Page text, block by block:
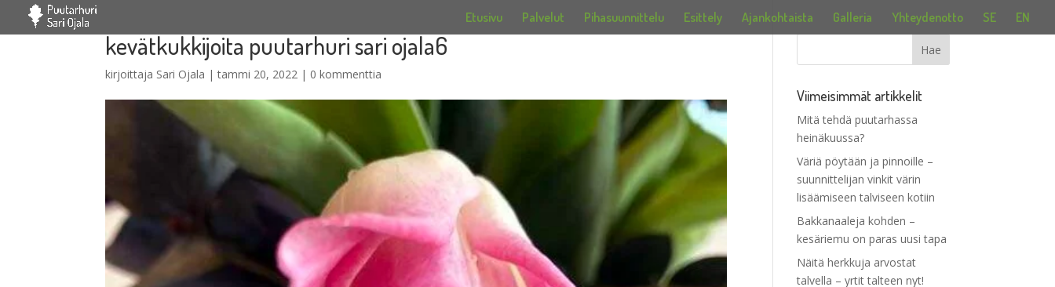
Etusivu Palvelut Pihasuunnittelu Esittely Ajankohtaista Galleria Yhteydenotto SE EN
kevätkukkijoita puutarhuri sari ojala6
kirjoittaja Sari Ojala |tammi 20, 2022 | 0 kommenttia
Viimeisimmät artikkelit
Mitä tehdä puutarhassa
heinäkuussa?
Väriä pöytään ja pinnoille –
suunnittelijan vinkit värin
lisäämiseen talviseen kotiin
Bakkanaaleja kohden –
kesäriemu on paras uusi tapa
Näitä herkkuja arvostat
talvella – yrtit talteen nyt!